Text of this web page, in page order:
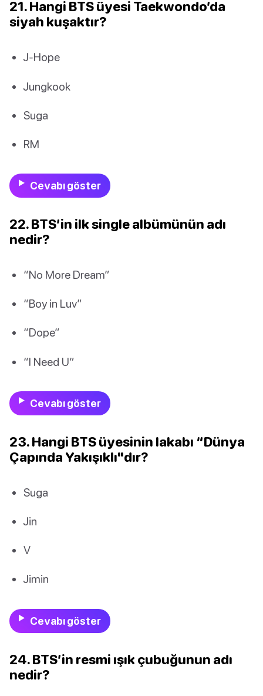
21. Hangi BTS üyesi Taekwondo’da
siyah kuşaktır?
J-Hope
Jungkook
Suga
RM
Cevabı göster
22. BTS’in ilk single albümünün adı
nedir?
“No More Dream”
“Boy in Luv”
“Dope”
“I Need U”
Cevabı göster
23. Hangi BTS üyesinin lakabı “Dünya
Çapında Yakışıklı"dır?
Suga
Jin
V
Jimin
Cevabı göster
24. BTS’in resmi ışık çubuğunun adı
nedir?